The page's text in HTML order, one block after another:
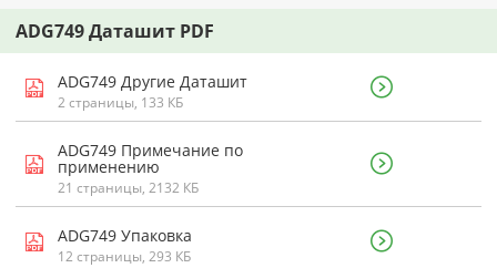
ADG749 Даташит PDF
ADG749 Другие Даташит
2 страницы, 133 КБ
ADG749 Примечание по
применению
21 страницы, 2132 КБ
ADG749 Упаковка
12 страницы, 293 КБ